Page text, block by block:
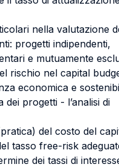
nella valutazione
progetti indipendenti,
e mutuamente
rischio nel capital
economica e
dei progetti - l’analisi di
del costo del
tasso free-risk
dei tassi di